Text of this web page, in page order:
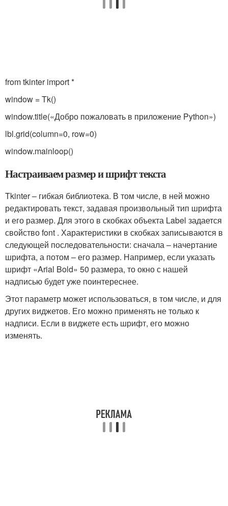
from tkinter import *
window = Tk()
window.title(«Добро пожаловать в приложение Python»)
lbl.grid(column=0, row=0)
window.mainloop()
Настраиваем размер и шрифт текста
Tkinter – гибкая библиотека. В том числе, в ней можно
редактировать текст, задавая произвольный тип шрифта
и его размер. Для этого в скобках объекта Label задается
свойство font . Характеристики в скобках записываются в
следующей последовательности: сначала – начертание
шрифта, а потом – его размер. Например, если указать
шрифт «Arial Bold» 50 размера, то окно с нашей
надписью будет уже поинтереснее.
Этот параметр может использоваться, в том числе, и для
других виджетов. Его можно применять не только к
надписи. Если в виджете есть шрифт, его можно
изменять.